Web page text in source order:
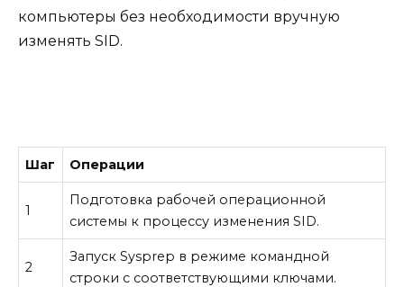
компьютеры без необходимости вручную
изменять SID.
Шаг Операции
1
Подготовка рабочей операционной
системы к процессу изменения SID.
2
Запуск Sysprep в режиме командной
строки с соответствующими ключами.